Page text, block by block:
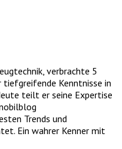
verbrachte 5
tiefgreifende Kenntnisse in
teilt er seine Expertise
Trends und
Ein wahrer Kenner mit